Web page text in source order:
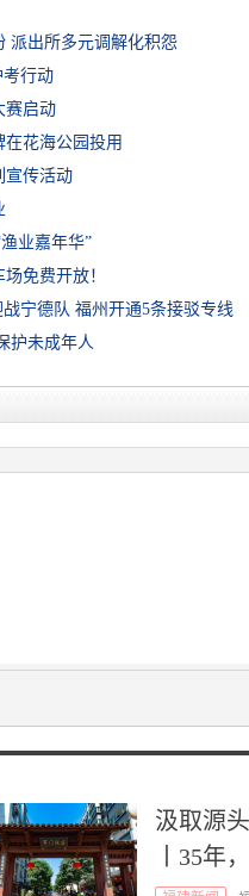
派出所多元调解化积怨
考行动
赛启动
花海公园投用
宣传活动
业嘉年华”
免费开放！
战宁德队 福州开通5条接驳专线
护未成年人
汲取源
丨35年